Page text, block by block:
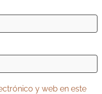
y web en este